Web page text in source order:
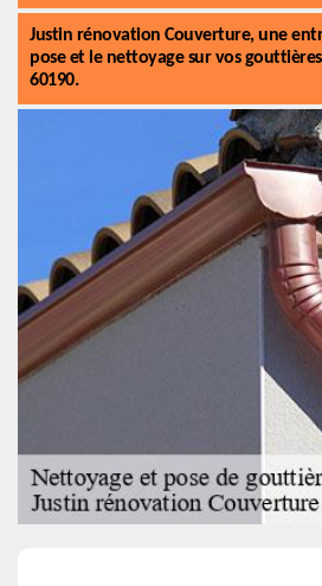
Justin rénovation Couverture, une
pose et le nettoyage sur vos
60190.